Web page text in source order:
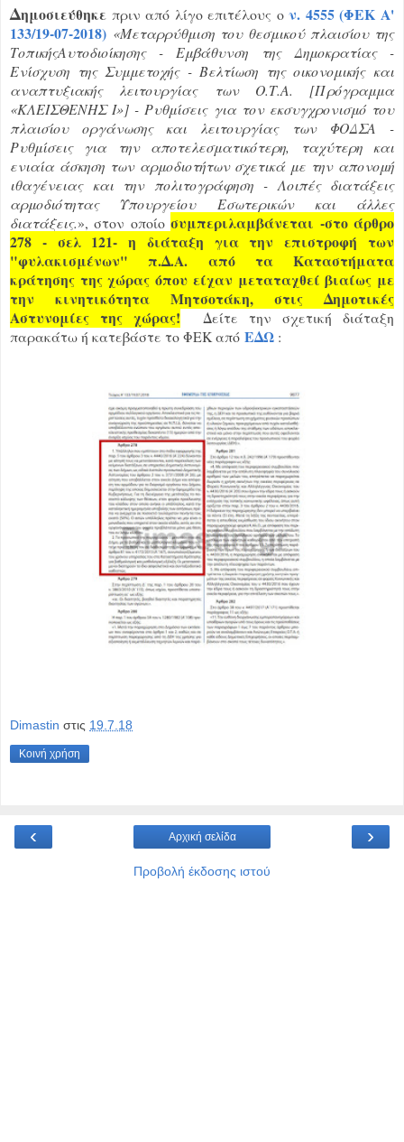
Δημοσιεύθηκε πριν από λίγο επιτέλους ον. 4555 (ΦΕΚ Α'
133/19-07-2018) «Μεταρρύθμιση του θεσμικού πλαισίου της
ΤοπικήςΑυτοδιοίκησης - Εμβάθυνση της Δημοκρατίας -
Ενίσχυση της Συμμετοχής - Βελτίωση της οικονομικής και
αναπτυξιακής λειτουργίας των Ο.Τ.Α. [Πρόγραμμα
«ΚΛΕΙΣΘΕΝΗΣ Ι»] - Ρυθμίσεις για τον εκσυγχρονισμό του
πλαισίου οργάνωσης και λειτουργίας των ΦΟΔΣΑ -
Ρυθμίσεις για την αποτελεσματικότερη, ταχύτερη και
ενιαία άσκηση των αρμοδιοτήτων σχετικά με την απονομή
ιθαγένειας και την πολιτογράφηση - Λοιπές διατάξεις
αρμοδιότητας Υπουργείου Εσωτερικών και άλλες
διατάξεις.»,στον οποίοσυμπεριλαμβάνεται -στο άρθρο
278 - σελ 121- η διάταξη για την επιστροφή των
"φυλακισμένων" π.Δ.Α. από τα Καταστήματα
κράτησης της χώρας όπου είχαν μεταταχθεί βιαίως με
την κινητικότητα Μητσοτάκη, στις Δημοτικές
Αστυνομίες της χώρας! Δείτε την σχετική διάταξη
παρακάτω ή κατεβάστε το ΦΕΚ από ΕΔΩ :
Dimastin στις 19.7.18
Κοινή χρήση
‹ ›
Αρχική σελίδα
Προβολή έκδοσης ιστού